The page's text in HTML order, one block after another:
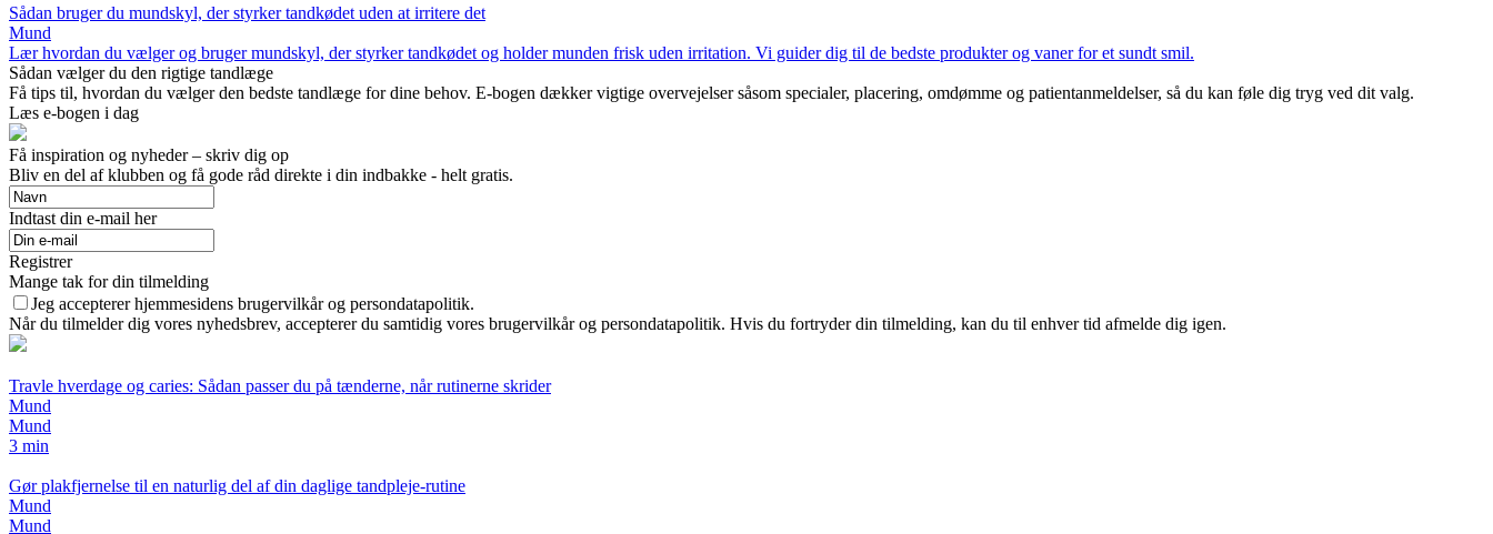
Sådan bruger du mundskyl, der styrker tandkødet uden at irritere det
Mund
Lær hvordan du vælger og bruger mundskyl, der styrker tandkødet og holder munden frisk uden irritation. Vi guider dig til de bedste produkter og vaner for et sundt smil.
Sådan vælger du den rigtige tandlæge
Få tips til, hvordan du vælger den bedste tandlæge for dine behov. E-bogen dækker vigtige overvejelser såsom specialer, placering, omdømme og patientanmeldelser, så du kan føle dig tryg ved dit valg.
Læs e-bogen i dag
Få inspiration og nyheder – skriv dig op
Bliv en del af klubben og få gode råd direkte i din indbakke - helt gratis.
Indtast din e-mail her
Registrer
Mange tak for din tilmelding
Jeg accepterer hjemmesidens brugervilkår og persondatapolitik.
Når du tilmelder dig vores nyhedsbrev, accepterer du samtidig vores brugervilkår og persondatapolitik. Hvis du fortryder din tilmelding, kan du til enhver tid afmelde dig igen.
Travle hverdage og caries: Sådan passer du på tænderne, når rutinerne skrider
Mund
Mund
3 min
Gør plakfjernelse til en naturlig del af din daglige tandpleje-rutine
Mund
Mund